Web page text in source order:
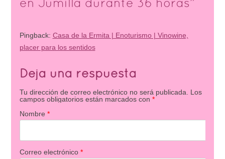
en Jumilla durante 36 horas”
Pingback: Casa de la Ermita | Enoturismo | Vinowine,
placer para los sentidos
Deja una respuesta
Tu dirección de correo electrónico no será publicada.
Los
campos obligatorios están marcados con *
Nombre *
Correo electrónico *